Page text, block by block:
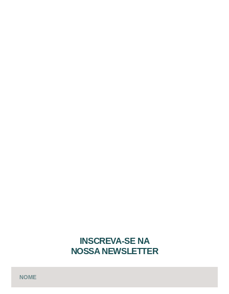
INSCREVA-SE NA
NOSSA NEWSLETTER